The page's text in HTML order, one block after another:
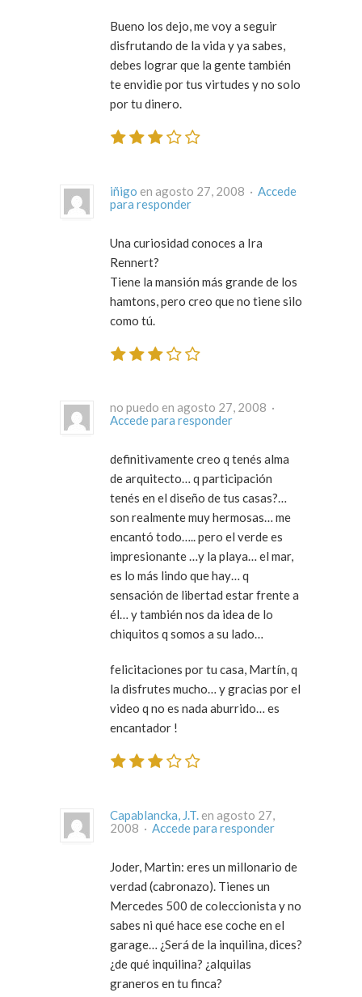
Bueno los dejo, me voy a seguir
disfrutando de la vida y ya sabes,
debes lograr que la gente también
te envidie por tus virtudes y no solo
por tu dinero.
iñigo en agosto 27, 2008 · Accede
para responder
Una curiosidad conoces a Ira
Rennert?
Tiene la mansión más grande de los
hamtons, pero creo que no tiene silo
como tú.
no puedo en agosto 27, 2008 ·
Accede para responder
definitivamente creo q tenés alma
de arquitecto… q participación
tenés en el diseño de tus casas?…
son realmente muy hermosas… me
encantó todo….. pero el verde es
impresionante …y la playa… el mar,
es lo más lindo que hay… q
sensación de libertad estar frente a
él… y también nos da idea de lo
chiquitos q somos a su lado…
felicitaciones por tu casa, Martín, q
la disfrutes mucho… y gracias por el
video q no es nada aburrido… es
encantador !
Capablancka, J.T. en agosto 27,
2008 · Accede para responder
Joder, Martin: eres un millonario de
verdad (cabronazo). Tienes un
Mercedes 500 de coleccionista y no
sabes ni qué hace ese coche en el
garage… ¿Será de la inquilina, dices?
¿de qué inquilina? ¿alquilas
graneros en tu finca?